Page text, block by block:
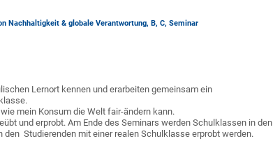
& globale Verantwortung, B, C, Seminar
Lernort kennen und erarbeiten gemeinsam ein
mein Konsum die Welt fair-ändern kann.
und erprobt. Am Ende des Seminars werden Schulklassen in den
Studierenden mit einer realen Schulklasse erprobt werden.